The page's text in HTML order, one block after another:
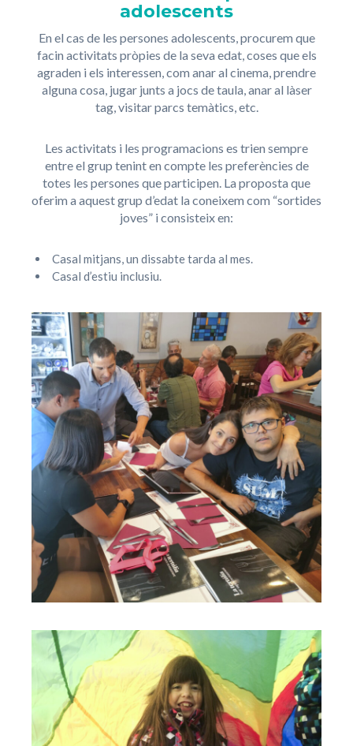
adolescents
En el cas de les persones adolescents, procurem que
facin activitats pròpies de la seva edat, coses que els
agraden i els interessen, com anar al cinema, prendre
alguna cosa, jugar junts a jocs de taula, anar al làser
tag, visitar parcs temàtics, etc.
Les activitats i les programacions es trien sempre
entre el grup tenint en compte les preferències de
totes les persones que participen. La proposta que
oferim a aquest grup d’edat la coneixem com “sortides
joves” i consisteix en:
Casal mitjans, un dissabte tarda al mes.
Casal d’estiu inclusiu.